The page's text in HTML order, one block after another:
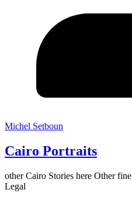
Michel Setboun
Cairo Portraits
other Cairo Stories here Other
Legal